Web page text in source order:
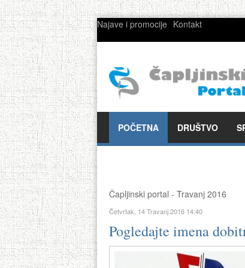
Najave i promocije Kontakt
POČETNA DRUŠTVO
Čapljinski portal - Travanj 2016
Četvrtak, 14 Travanj 2016 14:40
Pogledajte imena